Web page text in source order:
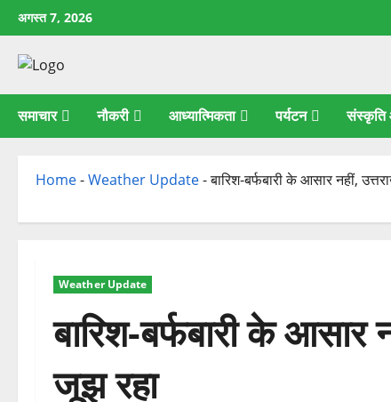
छोड़कर
सामग्री
अगस्त 7, 2026
समाचार नौकरी आध्यात्मिकता पर्यटन संस्कृति
Home-Weather Update-बारिश-बर्फबारी के आसार नहीं,
Weather Update
बारिश-बर्फबारी के
जूझ रहा